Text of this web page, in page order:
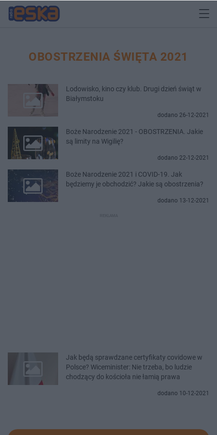
OBOSTRZENIA ŚWIĘTA 2021
Lodowisko, kino czy klub. Drugi dzień świąt w
Białymstoku
dodano 26-12-2021
Boże Narodzenie 2021 - OBOSTRZENIA. Jakie
są limity na Wigilię?
dodano 22-12-2021
Boże Narodzenie 2021 i COVID-19. Jak
będziemy je obchodzić? Jakie są obostrzenia?
dodano 13-12-2021
Jak będą sprawdzane certyfikaty covidowe w
Polsce? Wiceminister: Nie trzeba, bo ludzie
chodzący do kościoła nie łamią prawa
dodano 10-12-2021